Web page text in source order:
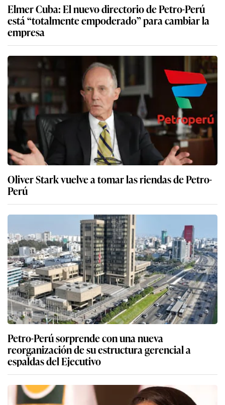
Elmer Cuba: El nuevo directorio de Petro-Perú
está “totalmente empoderado” para cambiar la
empresa
Oliver Stark vuelve a tomar las riendas de Petro-
Perú
Petro-Perú sorprende con una nueva
reorganización de su estructura gerencial a
espaldas del Ejecutivo